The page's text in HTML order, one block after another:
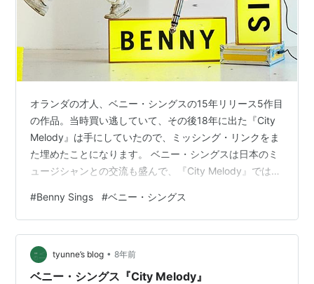
オランダの才人、ベニー・シングスの15年リリース5作目
の作品。当時買い逃していて、その後18年に出た『City
Melody』は手にしていたので、ミッシング・リンクをま
た埋めたことになります。 ベニー・シングスは日本のミ
ュージシャンとの交流も盛んで、『City Melody』ではコ
ceroとの作品がボーナストラックで収録されています。
2015年というとceroが『Obscure Ride』をリリースした
年ですので、当時の強い音とトリッキーなリズムを内包
したキレの良い音楽が鳴っています。これだけでも聴く
価値はある。とてもカッコいい曲でした。 本作…
#Benny Sings #ベニー・シングス
tyunne’s blog • 8年前
ベニー・シングス『City Melody』